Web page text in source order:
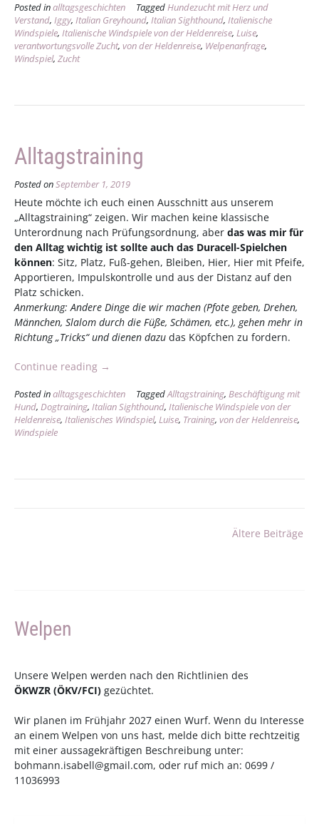
Posted inalltagsgeschichten TaggedHundezucht mit Herz und
Verstand, Iggy, Italian Greyhound, Italian Sighthound, Italienische
Windspiele, Italienische Windspiele von der Heldenreise, Luise,
verantwortungsvolle Zucht, von der Heldenreise, Welpenanfrage,
Windspiel, Zucht
Alltagstraining
Posted onSeptember 1, 2019
Heute möchte ich euch einen Ausschnitt aus unserem
„Alltagstraining“ zeigen. Wir machen keine klassische
Unterordnung nach Prüfungsordnung, aber das was mir für
den Alltag wichtig ist sollte auch das Duracell-Spielchen
können: Sitz, Platz, Fuß-gehen, Bleiben, Hier, Hier mit Pfeife,
Apportieren, Impulskontrolle und aus der Distanz auf den
Platz schicken.
Anmerkung: Andere Dinge die wir machen (Pfote geben, Drehen,
Männchen, Slalom durch die Füße, Schämen, etc.), gehen mehr in
Richtung „Tricks“ und dienen dazu das Köpfchen zu fordern.
Continue reading „Alltagstraining“
→
Posted inalltagsgeschichten TaggedAlltagstraining, Beschäftigung mit
Hund, Dogtraining, Italian Sighthound, Italienische Windspiele von der
Heldenreise, Italienisches Windspiel, Luise, Training, von der Heldenreise,
Windspiele
Ältere Beiträge
Welpen
Unsere Welpen werden nach den Richtlinien des
ÖKWZR (ÖKV/FCI) gezüchtet.
Wir planen im Frühjahr 2027 einen Wurf. Wenn du Interesse
an einem Welpen von uns hast, melde dich bitte rechtzeitig
mit einer aussagekräftigen Beschreibung unter:
bohmann.isabell@gmail.com, oder ruf mich an: 0699 /
11036993